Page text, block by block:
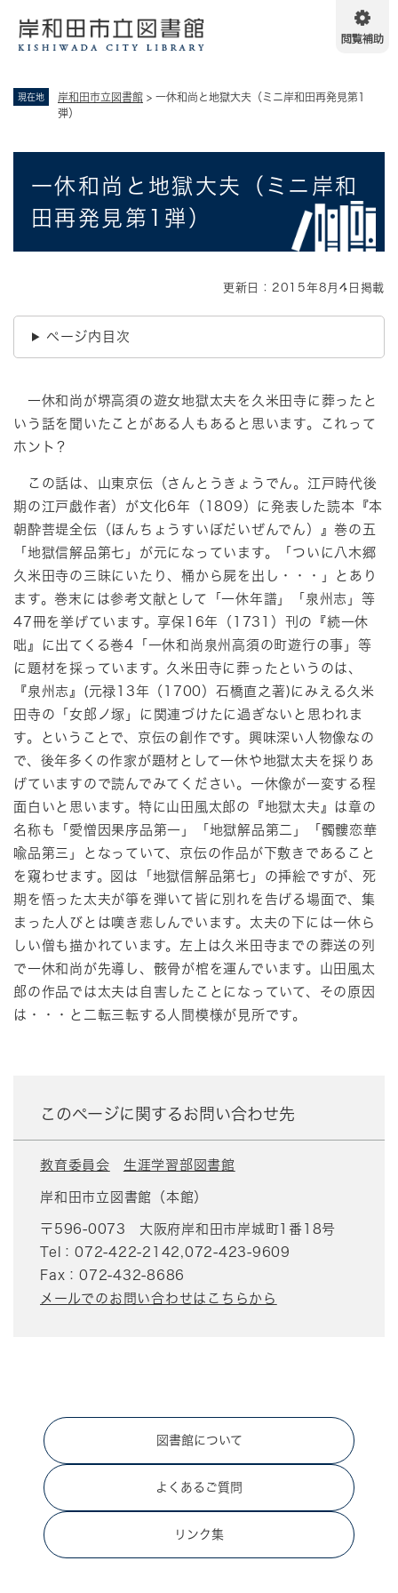
現在地 岸和田市立図書館 > 一休和尚と地獄大夫（ミニ岸和田再発見第1
弾）
一休和尚と地獄大夫（ミニ岸和
田再発見第1弾）
更新日：2015年8月4日掲載
ページ内目次
一休和尚が堺高須の遊女地獄太夫を久米田寺に葬ったと
いう話を聞いたことがある人もあると思います。これって
ホント？
この話は、山東京伝（さんとうきょうでん。江戸時代後
期の江戸戯作者）が文化6年（1809）に発表した読本『本
朝酔菩堤全伝（ほんちょうすいぼだいぜんでん）』巻の五
「地獄信解品第七」が元になっています。「ついに八木郷
久米田寺の三昧にいたり、桶から屍を出し・・・」とあり
ます。巻末には参考文献として「一休年譜」「泉州志」等
47冊を挙げています。享保16年（1731）刊の『続一休
咄』に出てくる巻4「一休和尚泉州高須の町遊行の事」等
に題材を採っています。久米田寺に葬ったというのは、
『泉州志』(元禄13年（1700）石橋直之著)にみえる久米
田寺の「女郎ノ塚」に関連づけたに過ぎないと思われま
す。ということで、京伝の創作です。興味深い人物像なの
で、後年多くの作家が題材として一休や地獄太夫を採りあ
げていますので読んでみてください。一休像が一変する程
面白いと思います。特に山田風太郎の『地獄太夫』は章の
名称も「愛憎因果序品第一」「地獄解品第二」「髑髏恋華
喩品第三」となっていて、京伝の作品が下敷きであること
を窺わせます。図は「地獄信解品第七」の挿絵ですが、死
期を悟った太夫が箏を弾いて皆に別れを告げる場面で、集
まった人びとは嘆き悲しんでいます。太夫の下には一休ら
しい僧も描かれています。左上は久米田寺までの葬送の列
で一休和尚が先導し、骸骨が棺を運んでいます。山田風太
郎の作品では太夫は自害したことになっていて、その原因
は・・・と二転三転する人間模様が見所です。
このページに関するお問い合わせ先
教育委員会 生涯学習部図書館
岸和田市立図書館（本館）
〒596-0073
大阪府岸和田市岸城町1番18号
Tel：072-422-2142,072-423-9609
Fax：072-432-8686
メールでのお問い合わせはこちらから
図書館について
よくあるご質問
リンク集